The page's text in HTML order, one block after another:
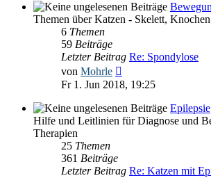
Themen über Katzen - Skelett,
6 Themen
59 Beiträge
Letzter Beitrag Re: Spondylose
von Mohrle
Beitrag
Fr 1. Jun 2018, 19:25
Epilepsie
Hilfe und Leitlinien für Diagnose und
Therapien
25 Themen
361 Beiträge
Letzter Beitrag Re: Katzen mit